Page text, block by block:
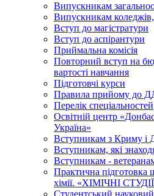
Випускникам
Випускникам
Вступ до магістратури
Вступ до аспірантури
Приймальна комісія
Повторний вступ на
вартості навчання
Підготовчі курси
Правила прийому до
Перелік спеціальностей
Освітній центр
Україна»
Вступникам з Криму і
Вступникам, які
Вступникам -
Практична підготовка
хімії. «ХІМІЧНІ
Студентський